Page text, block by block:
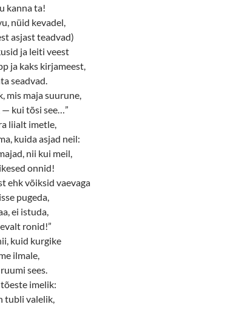
kanna ta!
nüid kevadel,
asjast teadvad)
ja leiti veest
ja kaks kirjameest,
seadvad.
mis maja suurune,
kui tõsi see…”
liialt imetle,
kuida asjad neil:
nii kui meil,
onnid!
ehk võiksid vaevaga
pugeda,
ei istuda,
ronid!”
kuid kurgike
ilmale,
sees.
imelik:
tubli valelik,